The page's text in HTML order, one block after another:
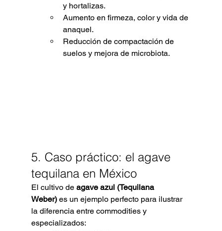
y hortalizas.
Aumento en firmeza, color y vida de
anaquel.
Reducción de compactación de
suelos y mejora de microbiota.
5. Caso práctico: el agave
tequilana en México
El cultivo de agave azul (Tequilana
Weber) es un ejemplo perfecto para ilustrar
la diferencia entre commodities y
especializados: